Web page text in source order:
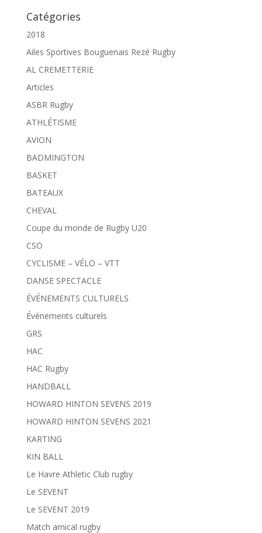
Catégories
2018
Ailes Sportives Bouguenais Rezé Rugby
AL CREMETTERIE
Articles
ASBR Rugby
ATHLÉTISME
AVION
BADMINGTON
BASKET
BATEAUX
CHEVAL
Coupe du monde de Rugby U20
CSO
CYCLISME – VÉLO – VTT
DANSE SPECTACLE
ÉVÉNEMENTS CULTURELS
Événements culturels
GRS
HAC
HAC Rugby
HANDBALL
HOWARD HINTON SEVENS 2019
HOWARD HINTON SEVENS 2021
KARTING
KIN BALL
Le Havre Athletic Club rugby
Le SEVENT
Le SEVENT 2019
Match amical rugby